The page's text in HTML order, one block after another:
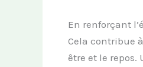
En renforçant
Cela contribue
être et le